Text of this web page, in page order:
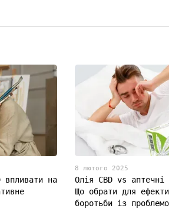
впливати на
8 лютого 2025
Олія CBD vs аптечні
Що обрати для
боротьби із